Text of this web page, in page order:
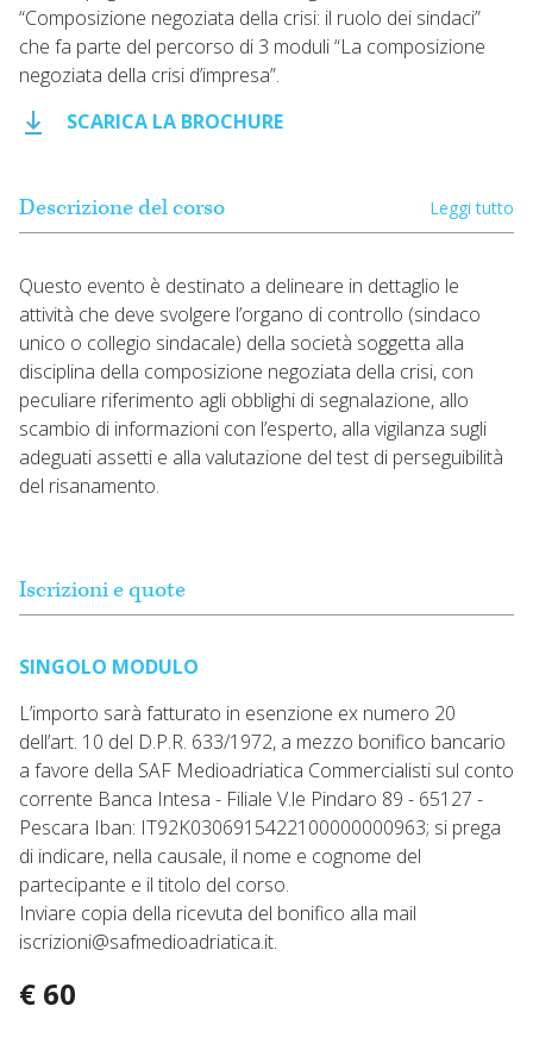
“Composizione negoziata della crisi: il ruolo dei sindaci”
che fa parte del percorso di 3 moduli “La composizione
negoziata della crisi d’impresa”.
SCARICA LA BROCHURE
Descrizione del corso Leggi tutto
Questo evento è destinato a delineare in dettaglio le
attività che deve svolgere l’organo di controllo (sindaco
unico o collegio sindacale) della società soggetta alla
disciplina della composizione negoziata della crisi, con
peculiare riferimento agli obblighi di segnalazione, allo
scambio di informazioni con l’esperto, alla vigilanza sugli
adeguati assetti e alla valutazione del test di perseguibilità
del risanamento.
Iscrizioni e quote
SINGOLO MODULO
L’importo sarà fatturato in esenzione ex numero 20
dell’art. 10 del D.P.R. 633/1972, a mezzo bonifico bancario
a favore della SAF Medioadriatica Commercialisti sul conto
corrente Banca Intesa - Filiale V.le Pindaro 89 - 65127 -
Pescara Iban: IT92K0306915422100000000963; si prega
di indicare, nella causale, il nome e cognome del
partecipante e il titolo del corso.
Inviare copia della ricevuta del bonifico alla mail
iscrizioni@safmedioadriatica.it.
€ 60